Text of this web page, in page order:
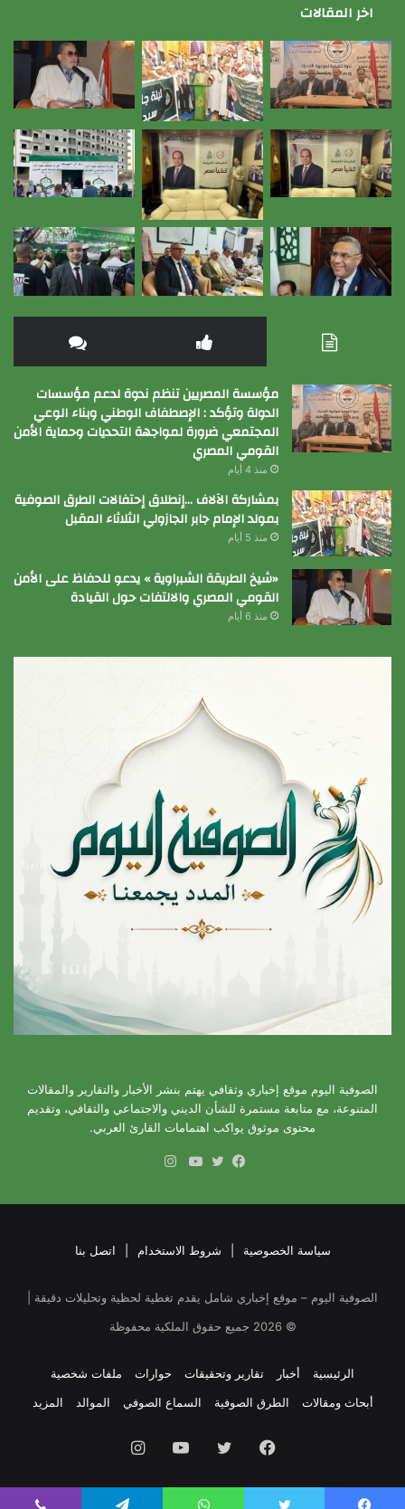
اخر المقالات
مؤسسة المصريين تنظم ندوة لدعم مؤسسات
الدولة وتؤكد : الإصطفاف الوطني وبناء الوعي
المجتمعي ضرورة لمواجهة التحديات وحماية الأمن
القومي المصري
منذ 4 أيام
بمشاركة الآلاف …إنطلاق إحتفالات الطرق الصوفية
بمولد الإمام جابر الجازولي الثلاثاء المقبل
منذ 5 أيام
«شيخ الطريقة الشبراوية » يدعو للحفاظ على الأمن
القومي المصري والالتفات حول القيادة
منذ 6 أيام
الصوفية اليوم موقع إخباري وثقافي يهتم بنشر الأخبار والتقارير والمقالات
المتنوعة، مع متابعة مستمرة للشأن الديني والاجتماعي والثقافي، وتقديم
محتوى موثوق يواكب اهتمامات القارئ العربي.
سياسة الخصوصية شروط الاستخدام اتصل بنا
الصوفية اليوم – موقع إخباري شامل يقدم تغطية لحظية وتحليلات دقيقة |
©
2026 جميع حقوق الملكية محفوظة
الرئيسية أخبار تقارير وتحقيقات حوارات
ملفات شخصية
أبحاث ومقالات
الطرق الصوفية السماع الصوفي الموالد المزيد
فيسبوك تويتر يوتيوب